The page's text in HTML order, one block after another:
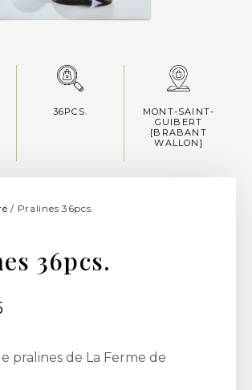
36PCS.
MONT-SAINT-
GUIBERT
[BRABANT
WALLON]
/ Pralines 36pcs.
36pcs.
pralines de La Ferme de